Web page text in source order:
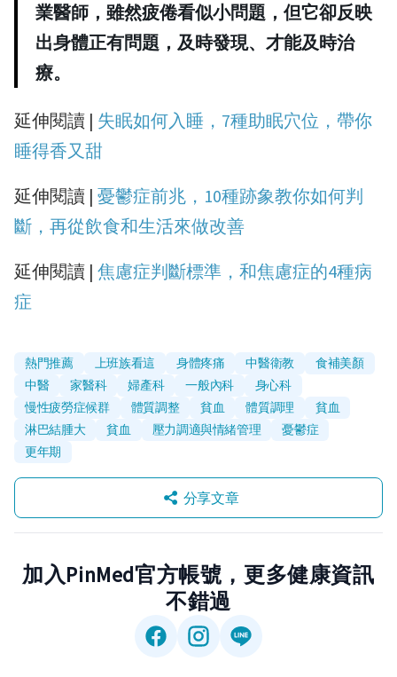
業醫師，雖然疲倦看似小問題，但它卻反映
出身體正有問題，及時發現、才能及時治
療。
延伸閱讀 | 失眠如何入睡，7種助眠穴位，帶你
睡得香又甜
延伸閱讀 | 憂鬱症前兆，10種跡象教你如何判
斷，再從飲食和生活來做改善
延伸閱讀 | 焦慮症判斷標準，和焦慮症的4種病
症
熱門推薦 上班族看這 身體疼痛 中醫衛教
食補美顏
中醫
家醫科 婦產科 一般內科
身心科
慢性疲勞症候群
體質調整 貧血 體質調理
貧血
淋巴結腫大
貧血 壓力調適與情緒管理
憂鬱症
更年期
分享文章
加入PinMed官方帳號，更多健康資訊
不錯過